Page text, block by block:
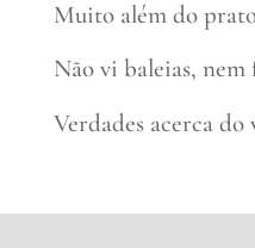
Muito além do
Não vi baleias, nem
Verdades acerca do